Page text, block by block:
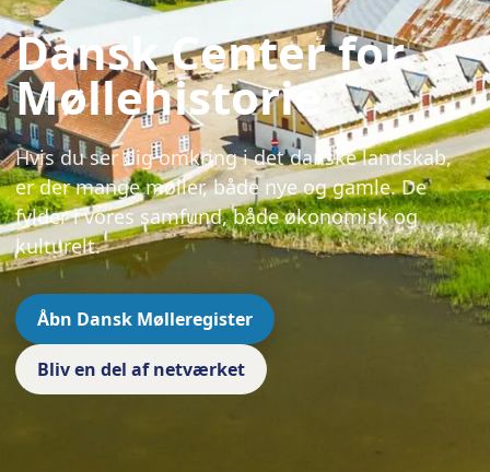
Dansk Center for
Møllehistorie
Hvis du ser dig omkring i det danske landskab,
er der mange møller, både nye og gamle. De
fylder i vores samfund, både økonomisk og
kulturelt.
Åbn Dansk Mølleregister
Bliv en del af netværket